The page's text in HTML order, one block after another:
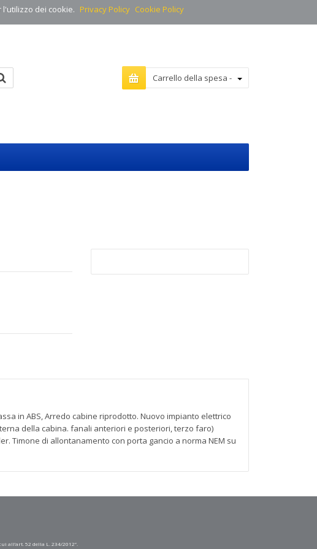
dei cookie. Privacy Policy Cookie Policy
Carrello della spesa -
in ABS, Arredo cabine riprodotto. Nuovo impianto elettrico
della cabina. fanali anteriori e posteriori, terzo faro)
Timone di allontanamento con porta gancio a norma NEM su
52 della L. 234/2012”.